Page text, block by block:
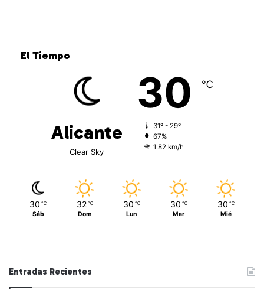
El Tiempo
Alicante
Clear Sky
30 ℃
31º - 29º
67%
1.82 km/h
30 ℃
Sáb
32 ℃
Dom
30 ℃
Lun
30 ℃
Mar
30 ℃
Mié
Entradas Recientes